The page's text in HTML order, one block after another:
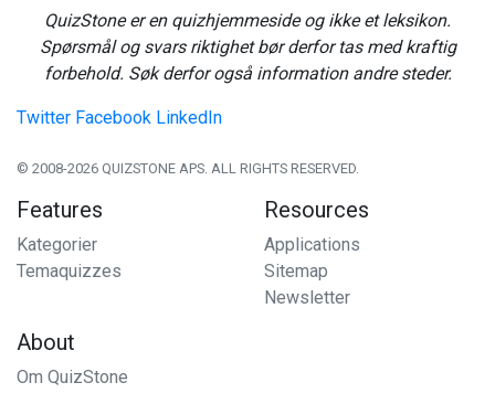
QuizStone er en quizhjemmeside og ikke et leksikon.
Spørsmål og svars riktighet bør derfor tas med kraftig
forbehold. Søk derfor også information andre steder.
Twitter Facebook LinkedIn
© 2008-2026 QUIZSTONE APS. ALL RIGHTS RESERVED.
Features
Kategorier
Temaquizzes
Resources
Applications
Sitemap
Newsletter
About
Om QuizStone